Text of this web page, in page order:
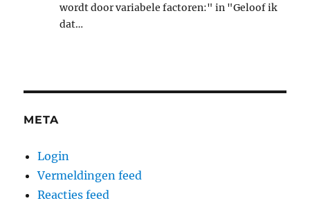
wordt door variabele factoren:" in "Geloof ik
dat…
META
Login
Vermeldingen feed
Reacties feed